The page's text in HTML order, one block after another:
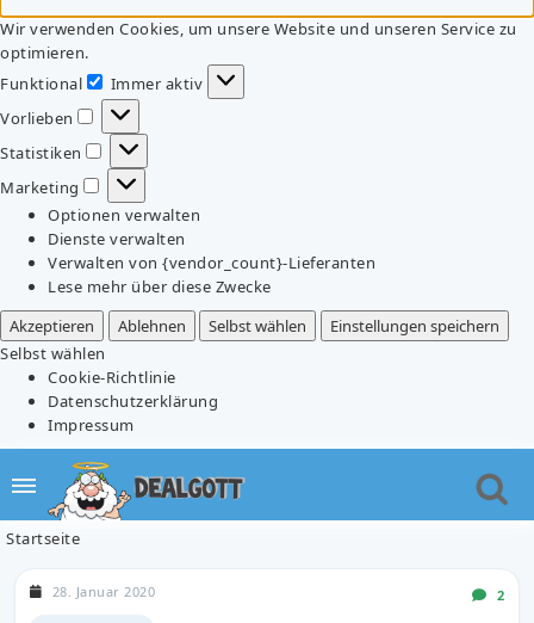
Wir verwenden Cookies, um unsere Website und unseren Service zu
optimieren.
Funktional
Funktional
Immer aktiv
Vorlieben
Vorlieben
Statistiken
Statistiken
Marketing
Marketing
Optionen verwalten
Dienste verwalten
Verwalten von {vendor_count}-Lieferanten
Lese mehr über diese Zwecke
Akzeptieren
Ablehnen Selbst wählen
Einstellungen speichern
Selbst wählen
Cookie-Richtlinie
Datenschutzerklärung
Impressum
Startseite
28. Januar 2020 2